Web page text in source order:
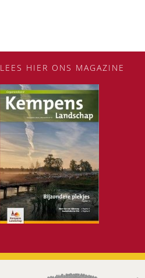
LEES HIER ONS MAGAZINE